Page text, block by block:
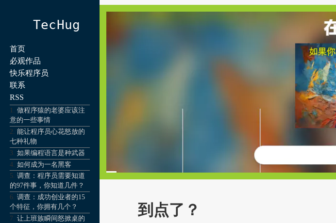
TecHug
首页
必观作品
快乐程序员
联系
RSS
做程序猿的老婆应该注
意的一些事情
能让程序员心花怒放的
七种礼物
如果编程语言是种武器
如何成为一名黑客
调查：程序员需要知道
的97件事，你知道几件？
调查：成功创业者的15
个特征，你拥有几个？
让上班族瞬间怒掀桌的
到点了？